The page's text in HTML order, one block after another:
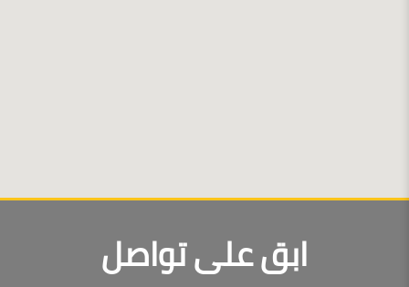
ابق على تواصل